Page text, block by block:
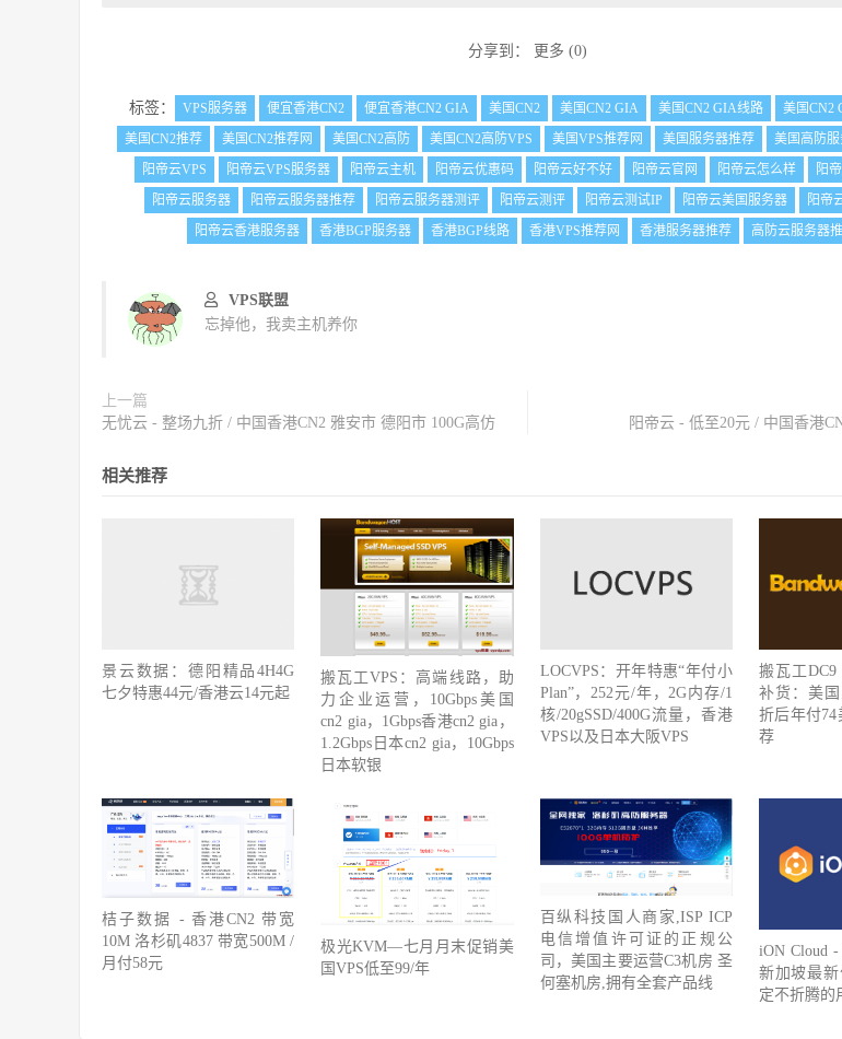
分享到： 更多 (0)
标签： VPS服务器 便宜香港CN2 便宜香港CN2 GIA 美国CN2 美国CN2 GIA 美国CN2 GIA线路
美国CN2
美国CN2推荐
美国CN2推荐网 美国CN2⾼防 美国CN2高防VPS 美国VPS推荐网 美国服务器推荐 美国高防
阳帝云VPS
阳帝云VPS服务器 阳帝云主机 阳帝云优惠码 阳帝云好不好 阳帝云官网 阳帝云怎么样
阳
阳帝云服务器
阳帝云服务器推荐 阳帝云服务器测评 阳帝云测评 阳帝云测试IP 阳帝云美国服务器
阳帝
阳帝云香港服务器
香港BGP服务器 香港BGP线路 香港VPS推荐网 香港服务器推荐 高防云服务器
VPS联盟
忘掉他，我卖主机养你
上一篇
无忧云 - 整场九折 / 中国香港CN2 雅安市 德阳市 100G高仿
阳帝云 - 低至20元 / 中国香港
相关推荐
景云数据：德阳精品4H4G
七夕特惠44元/香港云14元起
搬瓦工VPS：高端线路，助
力企业运营，10Gbps美国
cn2 gia，1Gbps香港cn2 gia，
1.2Gbps日本cn2 gia，10Gbps
日本软银
LOCVPS：开年特惠“年付小
Plan”，252元/年，2G内存/1
核/20gSSD/400G流量，香港
VPS以及日本大阪VPS
搬瓦工DC9
补货：美国
折后年付
荐
桔子数据 - 香港CN2 带宽
10M 洛杉矶4837 带宽500M /
月付58元
极光KVM—七月月末促销美
国VPS低至99/年
百纵科技国人商家,ISP ICP
电信增值许可证的正规公
司，美国主要运营C3机房 圣
何塞机房,拥有全套产品线
iON Cloud
新加坡最
定不折腾的